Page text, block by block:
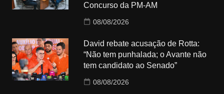
Concurso da PM-AM
08/08/2026
David rebate acusação de Rotta:
“Não tem punhalada; o Avante não
tem candidato ao Senado”
08/08/2026